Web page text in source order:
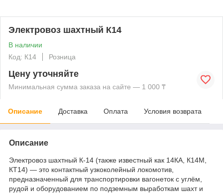
Электровоз шахтный К14
В наличии
Код: К14
Розница
Цену уточняйте
Минимальная сумма заказа на сайте — 1 000 ₸
Описание Доставка Оплата Условия возврата
Описание
Электровоз шахтный К‑14 (также известный как 14КА, К14М,
КТ14) — это контактный узкоколейный локомотив,
предназначенный для транспортировки вагонеток с углём,
рудой и оборудованием по подземным выработкам шахт и